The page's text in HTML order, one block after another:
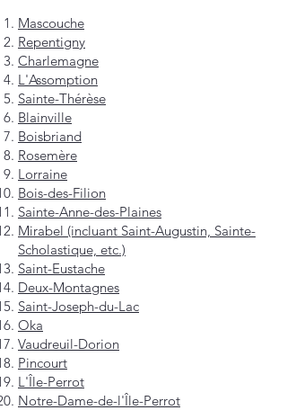
Mascouche
Repentigny
Charlemagne
L'Assomption
Sainte-Thérèse
Blainville
Boisbriand
Rosemère
Lorraine
Bois-des-Filion
Sainte-Anne-des-Plaines
Mirabel (incluant Saint-Augustin, Sainte-
Scholastique, etc.)
Saint-Eustache
Deux-Montagnes
Saint-Joseph-du-Lac
Oka
Vaudreuil-Dorion
Pincourt
L'Île-Perrot
Notre-Dame-de-l'Île-Perrot